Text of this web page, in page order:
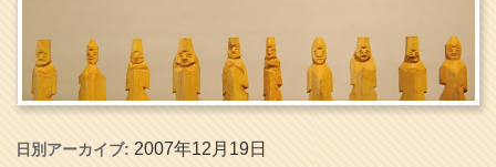
日別アーカイブ:2007年12月19日